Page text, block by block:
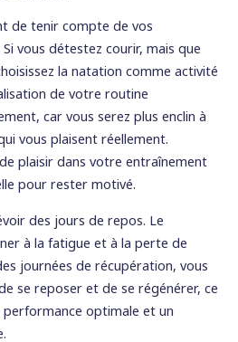
de tenir compte de vos
vous détestez courir, mais que
la natation comme activité
de votre routine
car vous serez plus enclin à
vous plaisent réellement.
plaisir dans votre entraînement
pour rester motivé.
des jours de repos. Le
à la fatigue et à la perte de
journées de récupération, vous
se reposer et de se régénérer, ce
optimale et un